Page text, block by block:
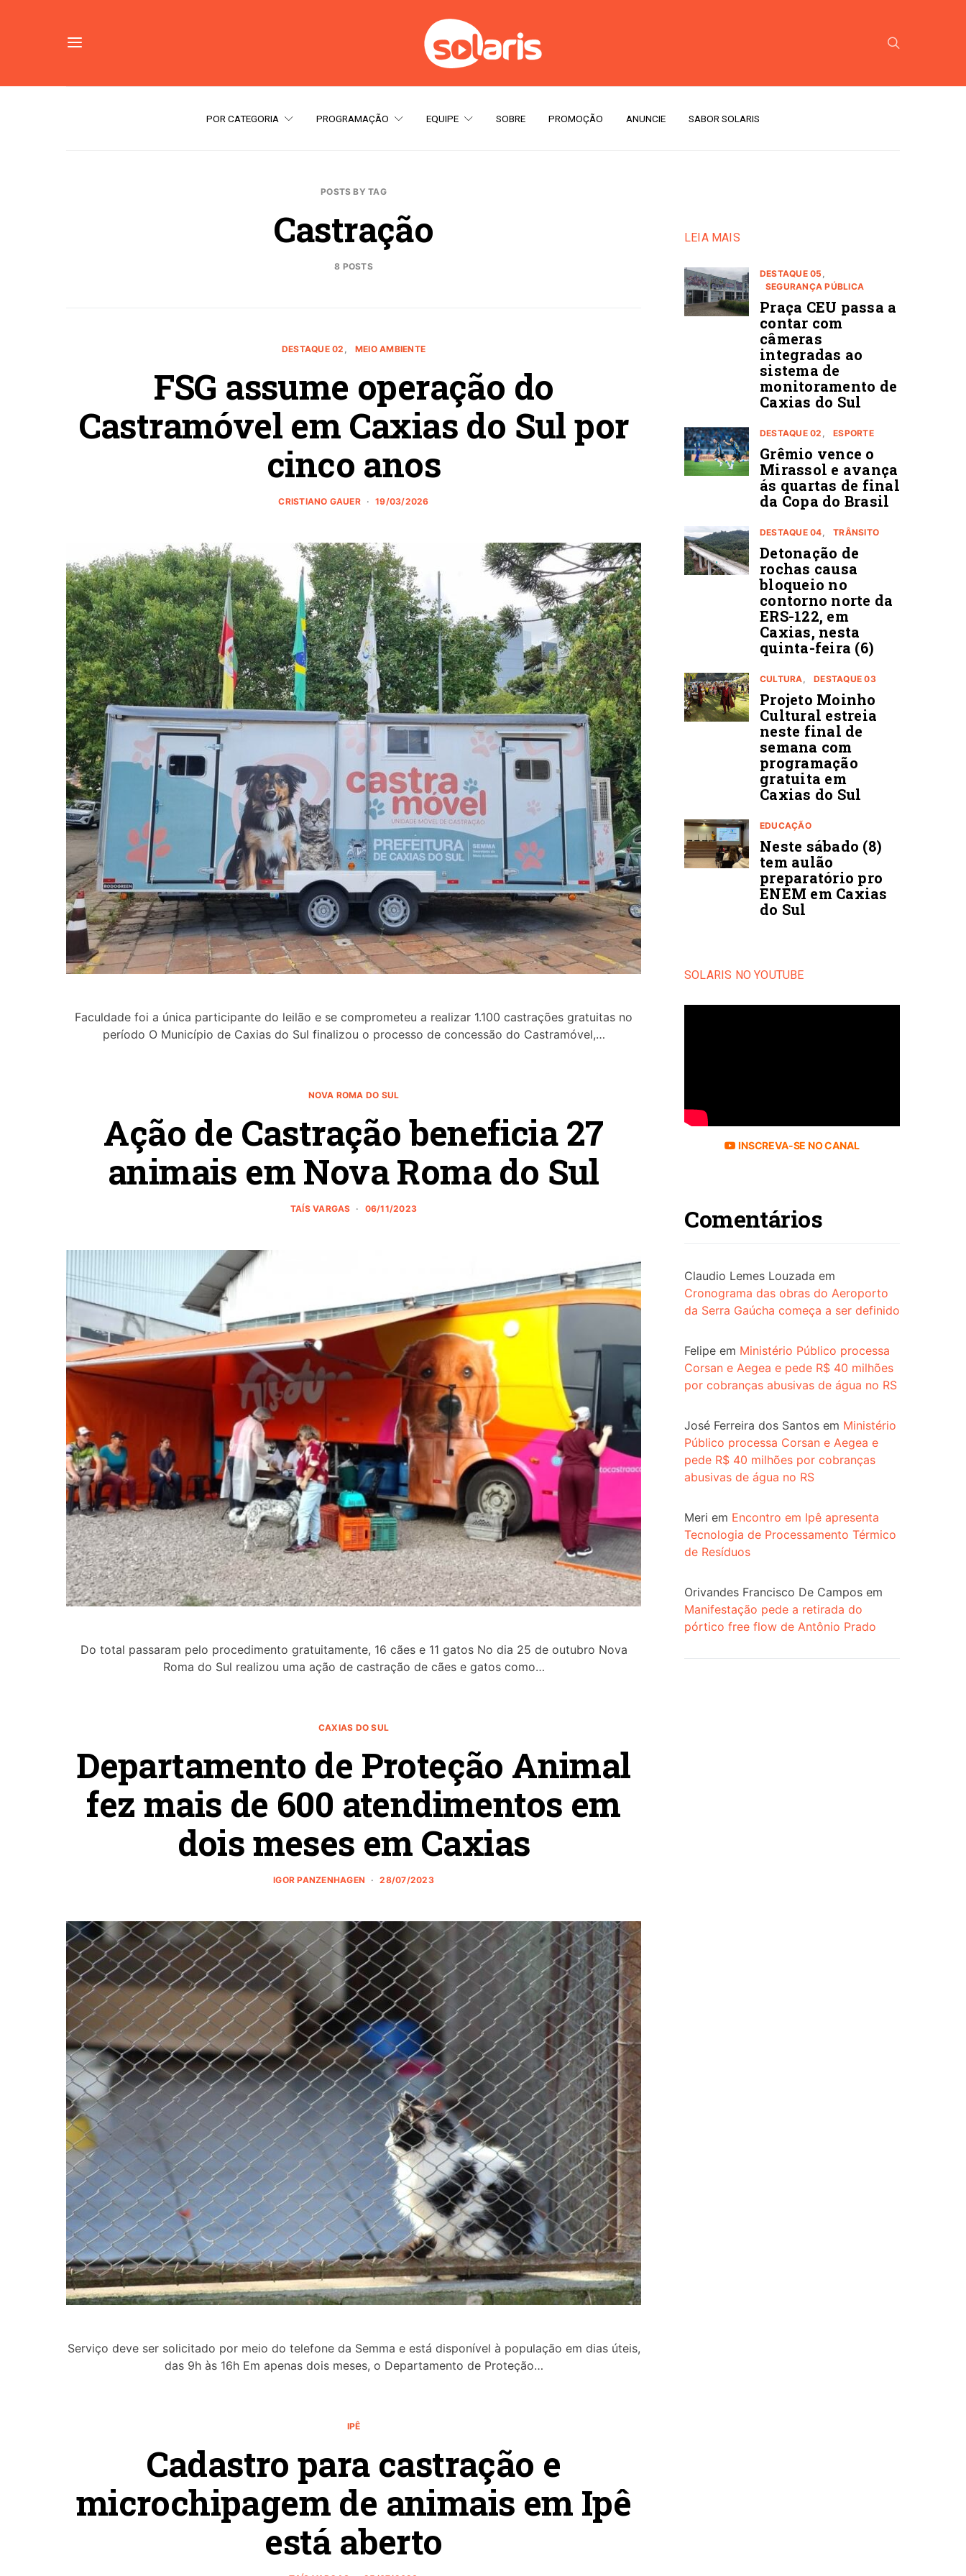
POR CATEGORIA PROGRAMAÇÃO EQUIPE SOBRE PROMOÇÃO ANUNCIE SABOR SOLARIS
POSTS BY TAG
Castração
8 POSTS
DESTAQUE 02 MEIO AMBIENTE
FSG assume operação do
Castramóvel em Caxias do Sul por
cinco anos
CRISTIANO GAUER 19/03/2026
Faculdade foi a única participante do leilão e se comprometeu a realizar 1.100 castrações gratuitas no
período O Município de Caxias do Sul finalizou o processo de concessão do Castramóvel,…
NOVA ROMA DO SUL
Ação de Castração beneficia 27
animais em Nova Roma do Sul
TAÍS VARGAS 06/11/2023
Do total passaram pelo procedimento gratuitamente, 16 cães e 11 gatos No dia 25 de outubro Nova
Roma do Sul realizou uma ação de castração de cães e gatos como…
CAXIAS DO SUL
Departamento de Proteção Animal
fez mais de 600 atendimentos em
dois meses em Caxias
IGOR PANZENHAGEN 28/07/2023
Serviço deve ser solicitado por meio do telefone da Semma e está disponível à população em dias úteis,
das 9h às 16h Em apenas dois meses, o Departamento de Proteção…
IPÊ
Cadastro para castração e
microchipagem de animais em Ipê
está aberto
LEIA MAIS
DESTAQUE 05
SEGURANÇA PÚBLICA
Praça CEU passa a
contar com
câmeras
integradas ao
sistema de
monitoramento de
Caxias do Sul
DESTAQUE 02 ESPORTE
Grêmio vence o
Mirassol e avança
ás quartas de final
da Copa do Brasil
DESTAQUE 04 TRÂNSITO
Detonação de
rochas causa
bloqueio no
contorno norte da
ERS-122, em
Caxias, nesta
quinta-feira (6)
CULTURA DESTAQUE 03
Projeto Moinho
Cultural estreia
neste final de
semana com
programação
gratuita em
Caxias do Sul
EDUCAÇÃO
Neste sábado (8)
tem aulão
preparatório pro
ENEM em Caxias
do Sul
SOLARIS NO YOUTUBE
INSCREVA-SE NO CANAL
Comentários
Claudio Lemes Louzada em
Cronograma das obras do Aeroporto
da Serra Gaúcha começa a ser definido
Felipe em Ministério Público processa
Corsan e Aegea e pede R$ 40 milhões
por cobranças abusivas de água no RS
José Ferreira dos Santos em Ministério
Público processa Corsan e Aegea e
pede R$ 40 milhões por cobranças
abusivas de água no RS
Meri em Encontro em Ipê apresenta
Tecnologia de Processamento Térmico
de Resíduos
Orivandes Francisco De Campos em
Manifestação pede a retirada do
pórtico free flow de Antônio Prado